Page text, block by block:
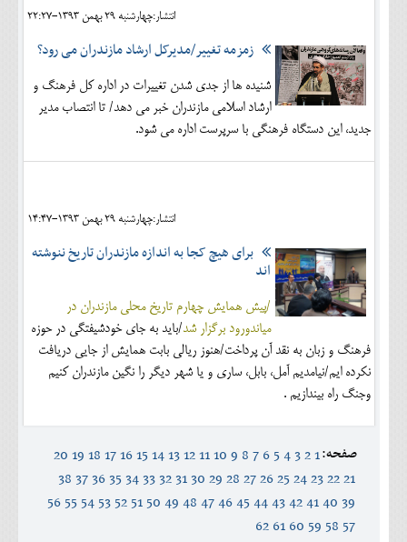
انتشار:چهارشنبه 29 بهمن 1393-22:27
زمزمه تغییر/مدیرکل ارشاد مازندران می رود؟
شنیده ها از جدی شدن تغییرات در اداره کل فرهنگ و
ارشاد اسلامی مازندران خبر می دهد/ تا انتصاب مدیر
جدید، این دستگاه فرهنگی با سرپرست اداره می شود.
انتشار:چهارشنبه 29 بهمن 1393-14:47
برای هیچ کجا به اندازه مازندران تاریخ ننوشته
اند
/پیش همایش چهارم تاریخ محلی مازندران در
میاندورود برگزار شد/باید به جای خودشیفتگی در حوزه
فرهنگ و زبان به نقد آن پرداخت/هنوز ریالی بابت همایش از جایی دریافت
نکرده ایم/نیامدیم آمل، بابل، ساری و یا شهر دیگر را نگین مازندران کنیم
وجنگ راه بیندازیم .
صفحه:1
2
3
4
5
6
7
8
9
10
11
12
13
14
15
16
17
18
19
20
21
22
23
24
25
26
27
28
29
30
31
32
33
34
35
36
37
38
39
40
41
42
43
44
45
46
47
48
49
50
51
52
53
54
55
56
57
58
59
60
61
62